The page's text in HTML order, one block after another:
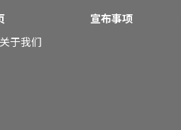
关于我们
宣布事项